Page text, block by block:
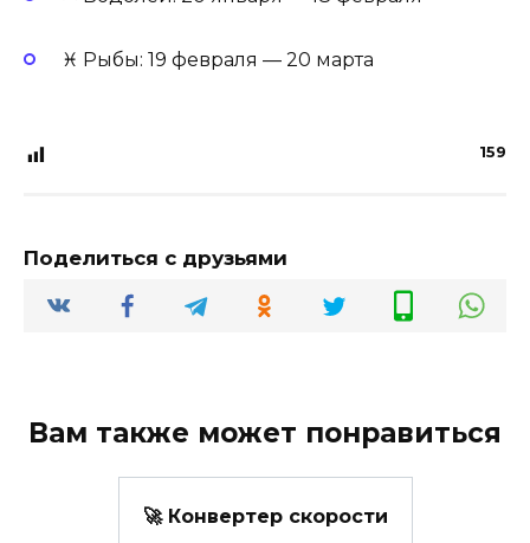
♓ Рыбы: 19 февраля — 20 марта
159
Поделиться с друзьями
Вам также может понравиться
🚀 Конвертер скорости